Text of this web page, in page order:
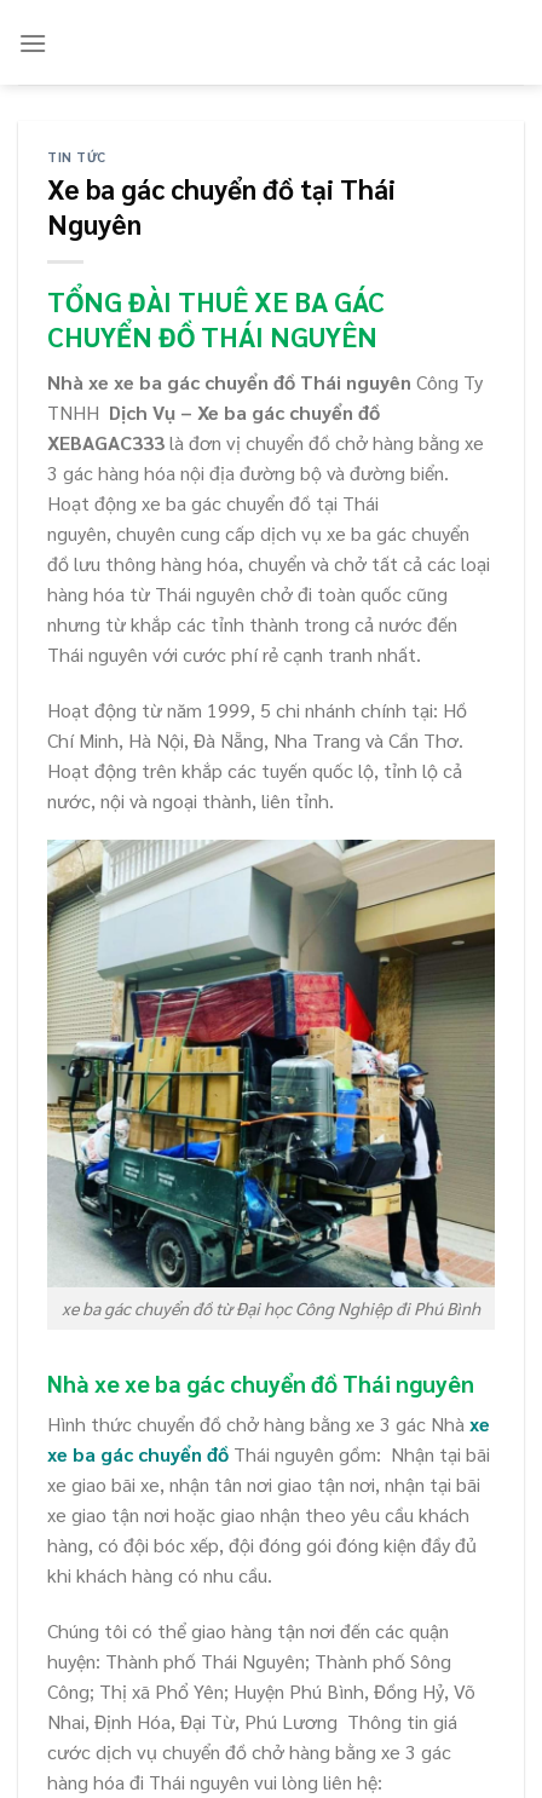
TIN TỨC
Xe ba gác chuyển đồ tại Thái
Nguyên
TỔNG ĐÀI THUÊ XE BA GÁC
CHUYỂN ĐỒ THÁI NGUYÊN
Nhà xe xe ba gác chuyển đồ Thái nguyên Công Ty
TNHH Dịch Vụ – Xe ba gác chuyển đồ
XEBAGAC333là đơn vị chuyển đồ chở hàng bằng xe
3 gác hàng hóa nội địa đường bộ và đường biển.
Hoạt động xe ba gác chuyển đồ tại Thái
nguyên, chuyên cung cấp dịch vụ xe ba gác chuyển
đồ lưu thông hàng hóa, chuyển và chở tất cả các loại
hàng hóa từ Thái nguyên chở đi toàn quốc cũng
nhưng từ khắp các tỉnh thành trong cả nước đến
Thái nguyên với cước phí rẻ cạnh tranh nhất.
Hoạt động từ năm 1999, 5 chi nhánh chính tại: Hồ
Chí Minh, Hà Nội, Đà Nẵng, Nha Trang và Cần Thơ.
Hoạt động trên khắp các tuyến quốc lộ, tỉnh lộ cả
nước, nội và ngoại thành, liên tỉnh.
xe ba gác chuyển đồ từ Đại học Công Nghiệp đi Phú Bình
Nhà xe xe ba gác chuyển đồ Thái nguyên
Hình thức chuyển đồ chở hàng bằng xe 3 gác Nhàxe
xe ba gác chuyển đồ Thái nguyên gồm: Nhận tại bãi
xe giao bãi xe, nhận tân nơi giao tận nơi, nhận tại bãi
xe giao tận nơi hoặc giao nhận theo yêu cầu khách
hàng, có đội bóc xếp, đội đóng gói đóng kiện đầy đủ
khi khách hàng có nhu cầu.
Chúng tôi có thể giao hàng tận nơi đến các quận
huyện: Thành phố Thái Nguyên; Thành phố Sông
Công; Thị xã Phổ Yên; Huyện Phú Bình, Đồng Hỷ, Võ
Nhai, Định Hóa, Đại Từ, Phú Lương Thông tin giá
cước dịch vụ chuyển đồ chở hàng bằng xe 3 gác
hàng hóa đi Thái nguyên vui lòng liên hệ: